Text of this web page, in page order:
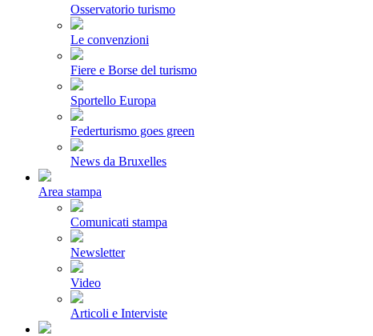
Osservatorio turismo
Le convenzioni
Fiere e Borse del turismo
Sportello Europa
Federturismo goes green
News da Bruxelles
Area stampa
Comunicati stampa
Newsletter
Video
Articoli e Interviste